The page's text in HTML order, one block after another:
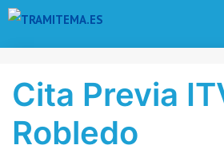
Saltar
Cita Previa
Robledo